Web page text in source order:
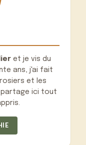
et je vis du
ans, j'ai fait
et les
partage ici tout